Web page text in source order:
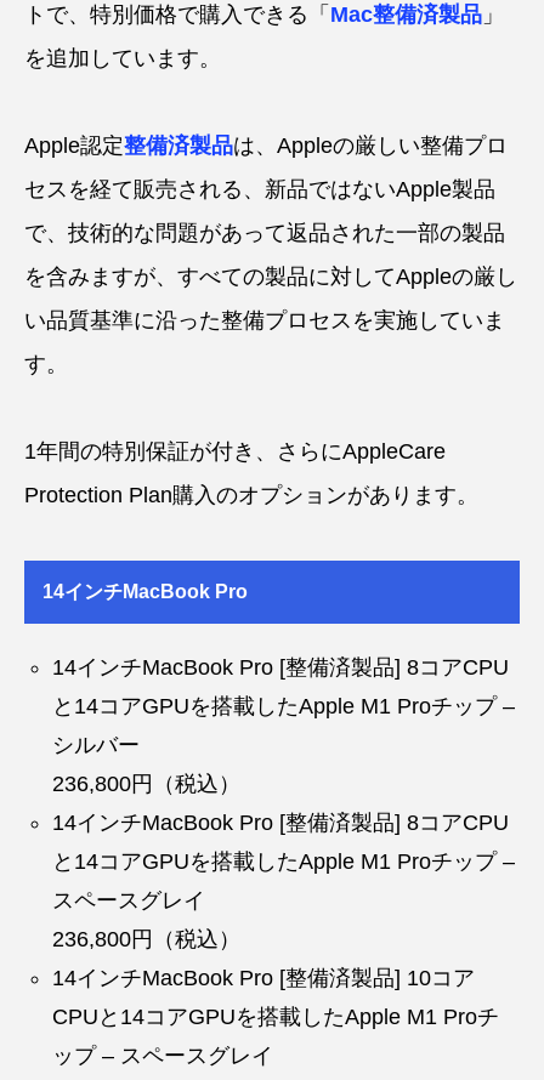
トで、特別価格で購入できる「 Mac整備済製品 」
を追加しています。
Apple認定整備済製品は、Appleの厳しい整備プロ
セスを経て販売される、新品ではないApple製品
で、技術的な問題があって返品された一部の製品
を含みますが、すべての製品に対してAppleの厳し
い品質基準に沿った整備プロセスを実施していま
す。
1年間の特別保証が付き、さらにAppleCare
Protection Plan購入のオプションがあります。
14インチMacBook Pro
14インチMacBook Pro [整備済製品] 8コアCPU
と14コアGPUを搭載したApple M1 Proチップ –
シルバー
236,800円（税込）
14インチMacBook Pro [整備済製品] 8コアCPU
と14コアGPUを搭載したApple M1 Proチップ –
スペースグレイ
236,800円（税込）
14インチMacBook Pro [整備済製品] 10コア
CPUと14コアGPUを搭載したApple M1 Proチ
ップ – スペースグレイ